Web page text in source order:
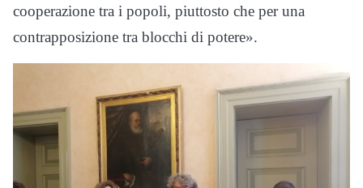
cooperazione tra i popoli, piuttosto che per una
contrapposizione tra blocchi di potere».